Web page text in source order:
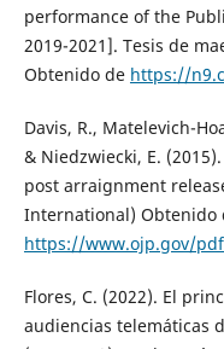
performance of the
2019-2021]. Tesis de
Obtenido de https://
Davis, R., Matelevich-
& Niedzwiecki, E.
post arraignment
International) Obtenido
https://www.ojp.gov/
Flores, C. (2022). El
audiencias telemáticas